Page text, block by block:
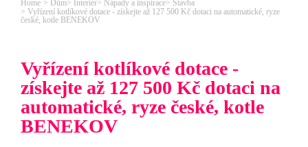
Home Dům Interiér Nápady a inspirace
Stavba
Vyřízení kotlíkové dotace - získejte až 127 500 Kč dotaci na automatické, ryze
české, kotle BENEKOV
Vyřízení kotlíkové dotace -
získejte až 127 500 Kč dotaci na
automatické, ryze české, kotle
BENEKOV